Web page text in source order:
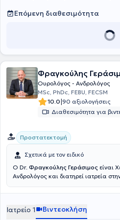
παροχή υψηλού επιπέδου ιατρικών
Επόμενη διαθεσιμότητα
Φραγκούλης
Ουρολόγος - Ανδρολόγος
MSc, PhDc, FEBU, FECSM
10.0|90 αξιολογήσεις
Διαθεσιμότητα για
Προστατεκτομή
Σχετικά με τον ειδικό
Ο Dr. Φραγκούλης Γεράσιμος είναι
Ανδρολόγος και διατηρεί ιατρεία
κάτοχος μεταπτυχιακού τίτλου
Τηλεχειρουργική από την Ιατρική
Ιατρείο 1 Βιντεοκλήση